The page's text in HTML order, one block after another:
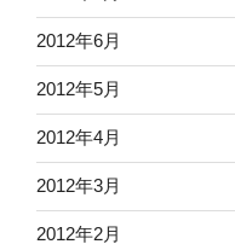
2012年6月
2012年5月
2012年4月
2012年3月
2012年2月